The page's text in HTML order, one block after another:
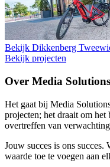
Bekijk Dikkenberg
Bekijk projecten
Over Media Solutions
Het gaat bij Media
projecten; het draait om het
overtreffen van
Jouw succes is ons succes.
waarde toe te voegen aan